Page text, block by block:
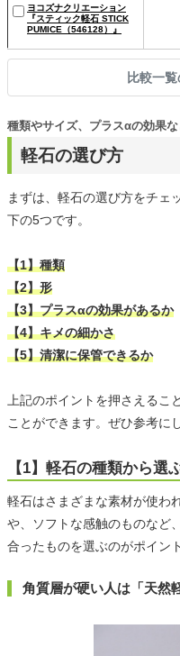
ヨコズナクリエーション
『スティック軽石 STICK
PUMICE（546128）』
比較一
軽石の選び方
種類やサイズ、プラスαの効果な
まずは、軽石の選び方をチェ
下の5つです。
【1】種類
【2】形
【3】プラスαの効果があるか
【4】キメの細かさ
【5】清潔に保管できるか
上記のポイントを押さえるこ
ことができます。ぜひ参考に
【1】軽石の種類から選
軽石はさまざまな素材が使わ
や、ソフトな感触のものなど
合ったものを選ぶのがポイン
角質層が硬い人は「天然